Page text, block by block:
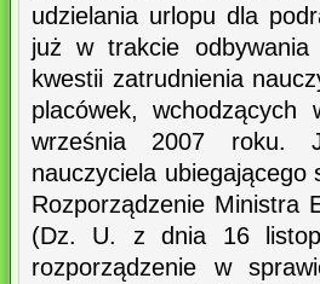
udzielania urlopu dla
już w trakcie
kwestii zatrudnienia
placówek, wchodzących
września 2007 roku.
nauczyciela
Rozporządzenie Ministra
(Dz. U. z dnia 16
rozporządzenie w